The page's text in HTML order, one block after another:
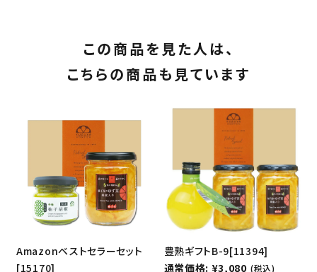
この商品を見た人は、
こちらの商品も見ています
Amazonベストセラーセット
[15170]
豊熟ギフトB-9[11394]
通常価格: ¥3,080 (税込)